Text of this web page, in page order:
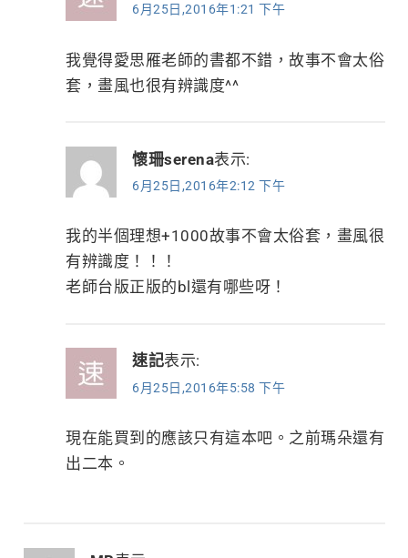
6月25日,2016年1:21 下午
我覺得愛思雁老師的書都不錯，故事不會太俗
套，畫風也很有辨識度^^
懷珊serena表示:
6月25日,2016年2:12 下午
我的半個理想+1000故事不會太俗套，畫風很
有辨識度！！！
老師台版正版的bl還有哪些呀！
速記表示:
6月25日,2016年5:58 下午
現在能買到的應該只有這本吧。之前瑪朵還有
出二本。